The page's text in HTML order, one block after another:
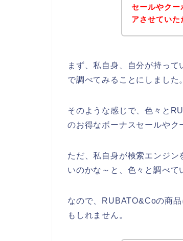
セールやク
アさせていた
まず、私自身、自分が持っ
で調べてみることにしました。
そのような感じで、色々と
のお得なボーナスセールやク
ただ、私自身が検索エンジ
いのかな～と、色々と調べ
なので、RUBATO&Coの商
もしれません。